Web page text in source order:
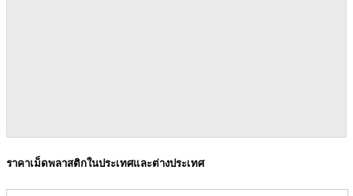
ราคาเม็ดพลาสติกในประเทศและต่างประเทศ